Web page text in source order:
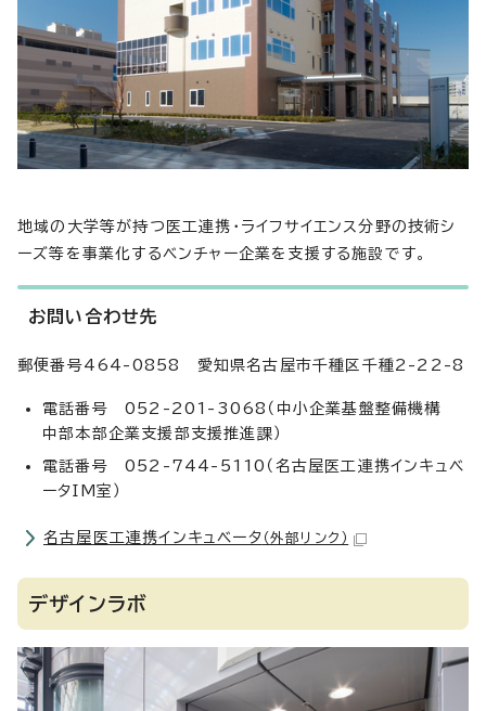
地域の大学等が持つ医工連携・ライフサイエンス分野の技術シ
ーズ等を事業化するベンチャー企業を支援する施設です。
お問い合わせ先
郵便番号464-0858 愛知県名古屋市千種区千種2-22-8
電話番号 052-201-3068（中小企業基盤整備機構
中部本部企業支援部支援推進課）
電話番号 052-744-5110（名古屋医工連携インキュベ
ータIM室）
名古屋医工連携インキュベータ （外部リンク）
デザインラボ